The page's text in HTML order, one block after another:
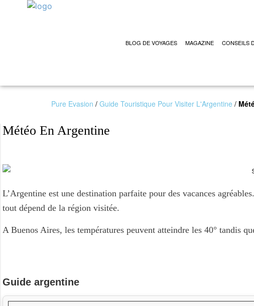
BLOG DE VOYAGES MAGAZINE CONSEILS
Pure Evasion / Guide Touristique Pour Visiter L'Argentine /
Météo En Argentine
L’Argentine est une destination parfaite pour des vacances
tout dépend de la région visitée.
A Buenos Aires, les températures peuvent atteindre les 40° tandis
Guide argentine